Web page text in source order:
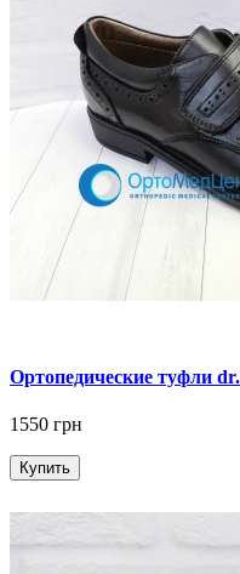
Ортопедические туфли
1550 грн
Купить